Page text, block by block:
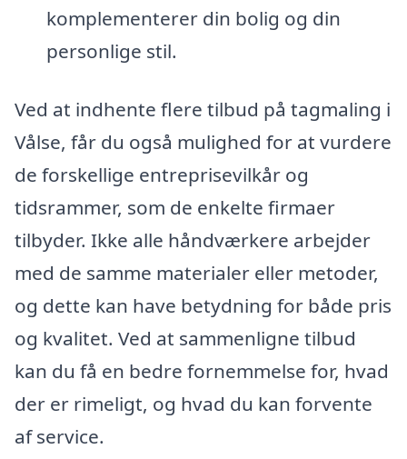
komplementerer din bolig og din
personlige stil.
Ved at indhente flere tilbud på tagmaling i
Vålse, får du også mulighed for at vurdere
de forskellige entreprisevilkår og
tidsrammer, som de enkelte firmaer
tilbyder. Ikke alle håndværkere arbejder
med de samme materialer eller metoder,
og dette kan have betydning for både pris
og kvalitet. Ved at sammenligne tilbud
kan du få en bedre fornemmelse for, hvad
der er rimeligt, og hvad du kan forvente
af service.